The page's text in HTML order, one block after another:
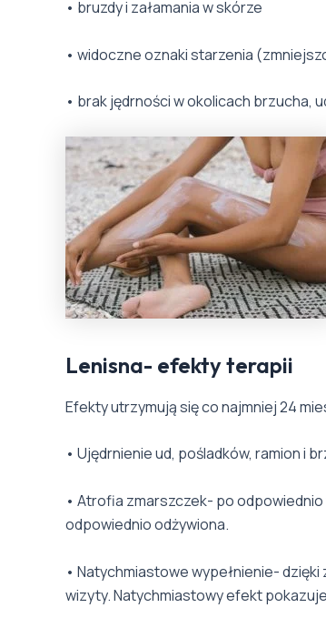
• bruzdy i załamania w skórze
• widoczne oznaki starzenia
• brak jędrności w okolicach brzucha,
Lenisna- efekty terapii
Efekty utrzymują się co najmniej 24
• Ujędrnienie ud, pośladków, ramion i
• Atrofia zmarszczek- po
odpowiednio odżywiona.
• Natychmiastowe wypełnienie-
wizyty. Natychmiastowy efekt